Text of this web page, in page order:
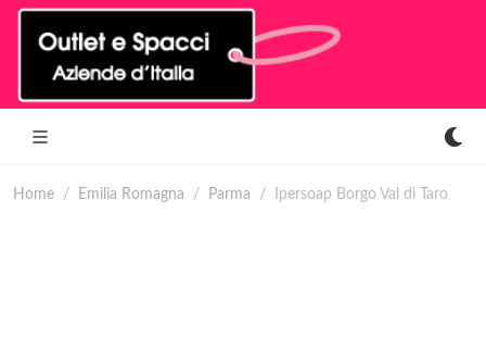
Home Emilia Romagna Parma Ipersoap Borgo Val di Taro